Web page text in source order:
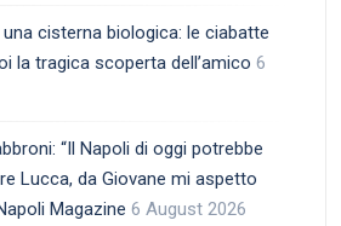
cisterna biologica: le ciabatte
la tragica scoperta dell’amico 6
“Il Napoli di oggi potrebbe
Lucca, da Giovane mi aspetto
Magazine 6 August 2026